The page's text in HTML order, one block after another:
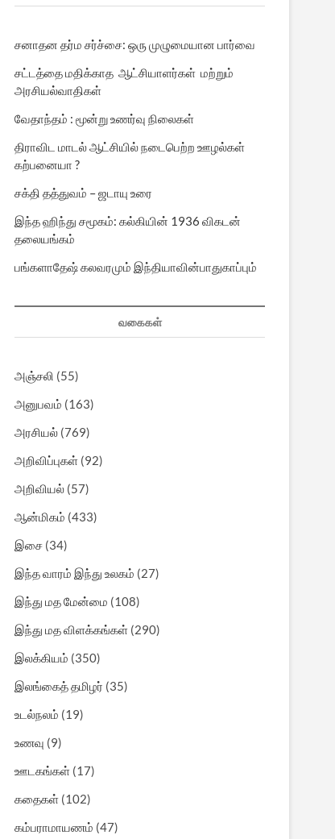
சனாதன தர்ம சர்ச்சை: ஒரு முழுமையான பார்வை
சட்டத்தை மதிக்காத ஆட்சியாளர்கள் மற்றும்
அரசியல்வாதிகள்
வேதாந்தம் : மூன்று உணர்வு நிலைகள்
திராவிட மாடல் ஆட்சியில் நடைபெற்ற ஊழல்கள்
கற்பனையா ?
சக்தி தத்துவம் – ஜடாயு உரை
இந்த ஹிந்து சமூகம்: கல்கியின் 1936 விகடன்
தலையங்கம்
பங்களாதேஷ் கலவரமும் இந்தியாவின்பாதுகாப்பும்
வகைகள்
அஞ்சலி (55)
அனுபவம் (163)
அரசியல் (769)
அறிவிப்புகள் (92)
அறிவியல் (57)
ஆன்மிகம் (433)
இசை (34)
இந்த வாரம் இந்து உலகம் (27)
இந்து மத மேன்மை (108)
இந்து மத விளக்கங்கள் (290)
இலக்கியம் (350)
இலங்கைத் தமிழர் (35)
உடல்நலம் (19)
உணவு (9)
ஊடகங்கள் (17)
கதைகள் (102)
கம்பராமாயணம் (47)